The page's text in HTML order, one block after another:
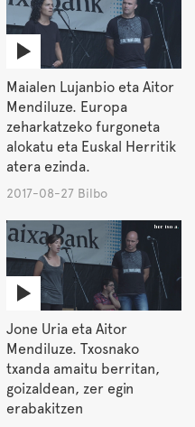
Maialen Lujanbio eta Aitor
Mendiluze. Europa
zeharkatzeko furgoneta
alokatu eta Euskal Herritik
atera ezinda.
2017-08-27 Bilbo
Jone Uria eta Aitor
Mendiluze. Txosnako
txanda amaitu berritan,
goizaldean, zer egin
erabakitzen